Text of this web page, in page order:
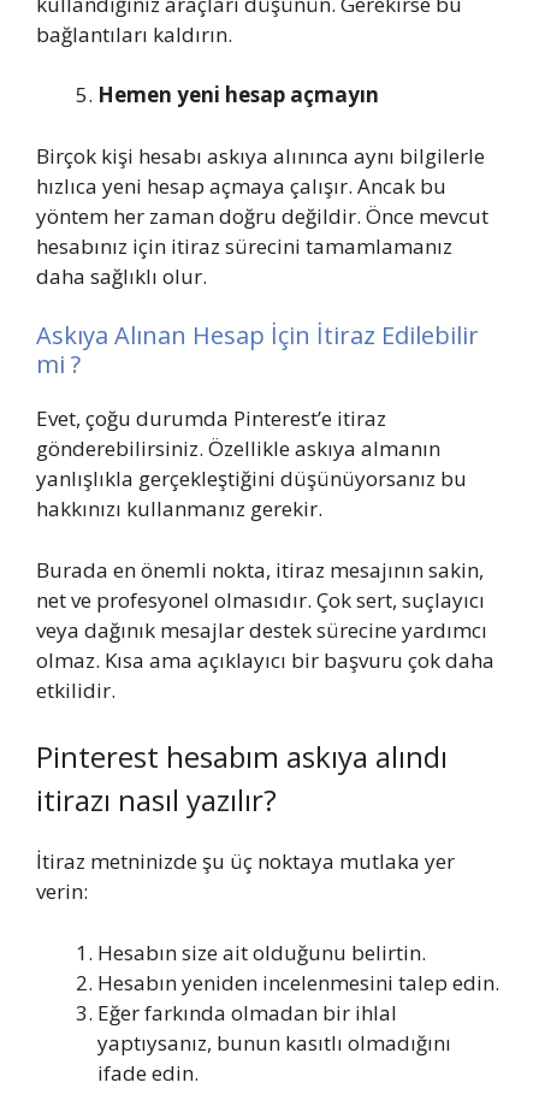
bağlantıları kaldırın.
Hemen yeni hesap açmayın
Birçok kişi hesabı askıya alınınca aynı bilgilerle
hızlıca yeni hesap açmaya çalışır. Ancak bu
yöntem her zaman doğru değildir. Önce mevcut
hesabınız için itiraz sürecini tamamlamanız
daha sağlıklı olur.
Askıya Alınan Hesap İçin İtiraz Edilebilir
mi ?
Evet, çoğu durumda Pinterest’e itiraz
gönderebilirsiniz. Özellikle askıya almanın
yanlışlıkla gerçekleştiğini düşünüyorsanız bu
hakkınızı kullanmanız gerekir.
Burada en önemli nokta, itiraz mesajının sakin,
net ve profesyonel olmasıdır. Çok sert, suçlayıcı
veya dağınık mesajlar destek sürecine yardımcı
olmaz. Kısa ama açıklayıcı bir başvuru çok daha
etkilidir.
Pinterest hesabım askıya alındı
itirazı nasıl yazılır?
İtiraz metninizde şu üç noktaya mutlaka yer
verin:
Hesabın size ait olduğunu belirtin.
Hesabın yeniden incelenmesini talep edin.
Eğer farkında olmadan bir ihlal
yaptıysanız, bunun kasıtlı olmadığını
ifade edin.